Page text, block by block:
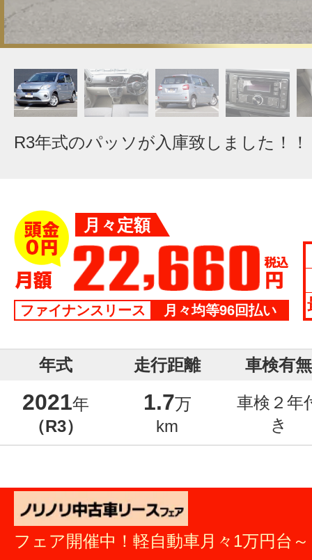
R3年式のパッソが入庫致しました！！
月々定額
ファイナンスリース 月々均等96回払い
年式 走行距離 車検有無
2021年
（R3）
1.7万
km
車検２年
き
フェア開催中！軽自動車月々1万円台～